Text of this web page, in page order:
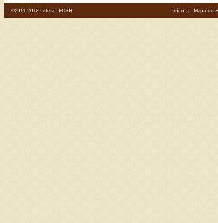
©2011-2012 Littera - FCSH Início | Mapa do